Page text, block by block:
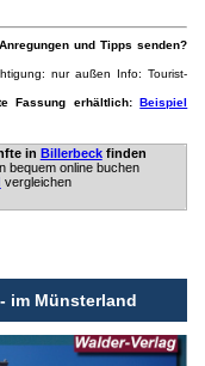
und Tipps senden?
nur außen Info: Tourist-
Fassung erhältlich:Beispiel
in Billerbeckfinden
bequem online buchen
vergleichen
im Münsterland